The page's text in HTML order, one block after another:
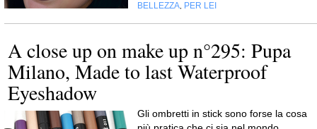
BELLEZZA PER LEI
A close up on make up n°295: Pupa
Milano, Made to last Waterproof
Eyeshadow
Gli ombretti in stick sono forse la cosa